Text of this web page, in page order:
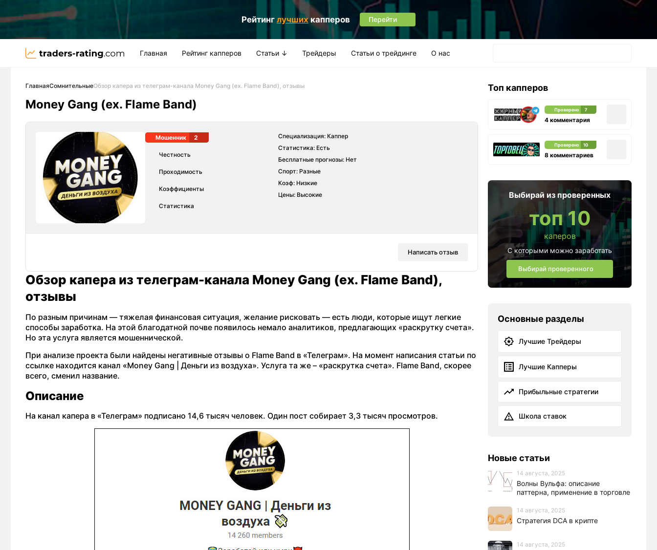
Рейтинг лучшихкапперов Перейти
Главная Рейтинг капперов Статьи ↓ Трейдеры Статьи о трейдинге О нас
ГлавнаяСомнительныеОбзор капера из телеграм-канала Money Gang (ex. Flame Band), отзывы
Money Gang (ex. Flame Band)
Мошенник 2
Честность
Проходимость
Коэффициенты
Статистика
Специализация: Каппер
Статистика: Есть
Бесплатные прогнозы: Нет
Спорт: Разные
Коэф: Низкие
Цены: Высокие
Написать отзыв
Обзор капера из телеграм-канала Money Gang (ex. Flame Band),
отзывы
По разным причинам — тяжелая финансовая ситуация, желание рисковать — есть люди, которые ищут легкие
способы заработка. На этой благодатной почве появилось немало аналитиков, предлагающих «раскрутку счета».
Но эта услуга является мошеннической.
При анализе проекта были найдены негативные отзывы о Flame Band в «Телеграм». На момент написания статьи по
ссылке находится канал «Money Gang | Деньги из воздуха». Услуга та же – «раскрутка счета». Flame Band, скорее
всего, сменил название.
Описание
На канал капера в «Телеграм» подписано 14,6 тысяч человек. Один пост собирает 3,3 тысяч просмотров.
Топ капперов
Проверено 7
4 комментария
Проверено 10
8 комментариев
Выбирай из проверенных
топ 10
каперов
С которыми можно заработать
Выбирай проверенного
Основные разделы
Лучшие Трейдеры
Лучшие Капперы
Прибыльные стратегии
Школа ставок
Новые статьи
14 августа, 2025
Волны Вульфа: описание
паттерна, применение в торговле
14 августа, 2025
Стратегия DCA в крипте
14 августа, 2025